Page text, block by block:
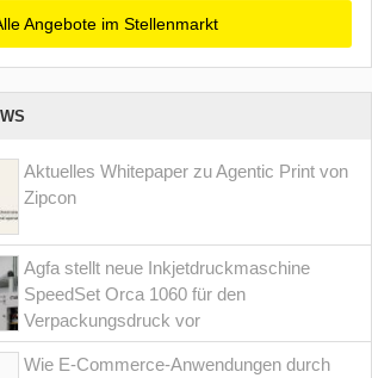
Angebote im Stellenmarkt
Aktuelles Whitepaper zu Agentic Print von
Zipcon
Agfa stellt neue Inkjetdruckmaschine
SpeedSet Orca 1060 für den
Verpackungsdruck vor
Wie E-Commerce-Anwendungen durch